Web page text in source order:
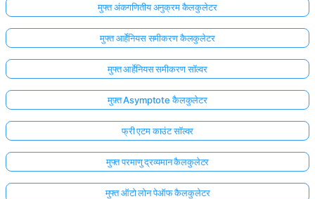
मुफ्त अंकगणितीय अनुक्रम कैलकुलेटर
मुफ्त आर्हेनियस समीकरण कैलकुलेटर
मुफ्त आर्हेनियस समीकरण सॉल्वर
मुफ़्त Asymptote कैलकुलेटर
फ्री एटम काउंट सॉल्वर
मुफ्त परमाणु द्रव्यमान कैलकुलेटर
मुफ्त ऑटो लोन पेऑफ कैलकुलेटर